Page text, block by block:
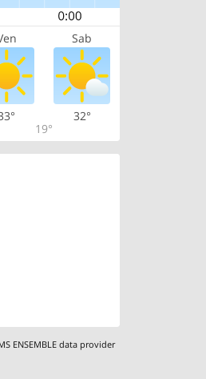
Sab
19°
32°
ENSEMBLE data provider